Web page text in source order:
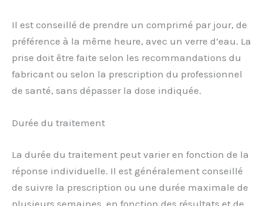
Il est conseillé de prendre un comprimé par jour, de
préférence à la même heure, avec un verre d’eau. La
prise doit être faite selon les recommandations du
fabricant ou selon la prescription du professionnel
de santé, sans dépasser la dose indiquée.
Durée du traitement
La durée du traitement peut varier en fonction de la
réponse individuelle. Il est généralement conseillé
de suivre la prescription ou une durée maximale de
plusieurs semaines, en fonction des résultats et de